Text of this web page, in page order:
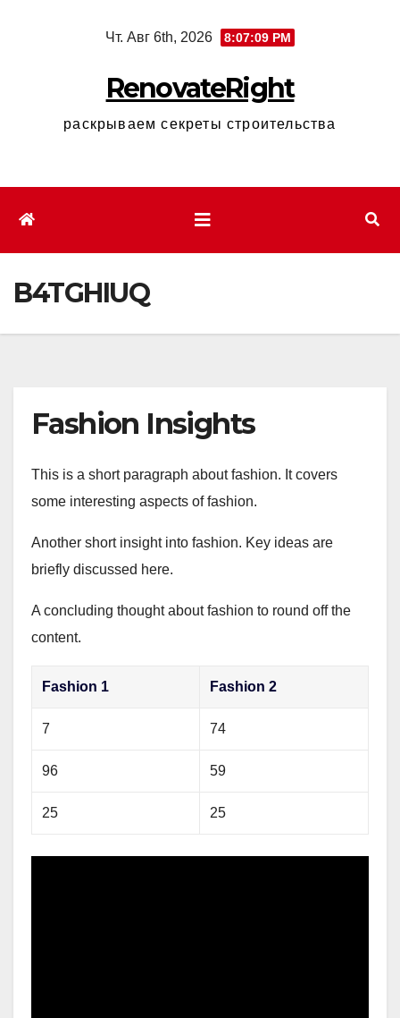
Чт. Авг 6th, 2026 8:07:10 PM
RenovateRight
раскрываем секреты строительства
B4TGHIUQ
Fashion Insights
This is a short paragraph about fashion. It covers
some interesting aspects of fashion.
Another short insight into fashion. Key ideas are
briefly discussed here.
A concluding thought about fashion to round off the
content.
Fashion 1 Fashion 2
7 74
96 59
25 25